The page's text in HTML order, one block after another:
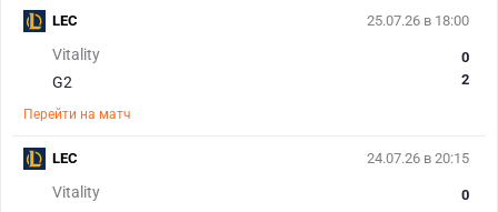
25.07.26 в 18:00
Vitality
G2
0
2
Перейти на матч
LEC
24.07.26 в 20:15
Vitality
0
LEC